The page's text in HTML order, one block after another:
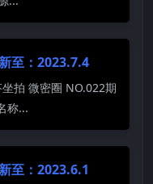
至：2023.7.4
拍 微密圈 NO.022期
称...
至：2023.6.1